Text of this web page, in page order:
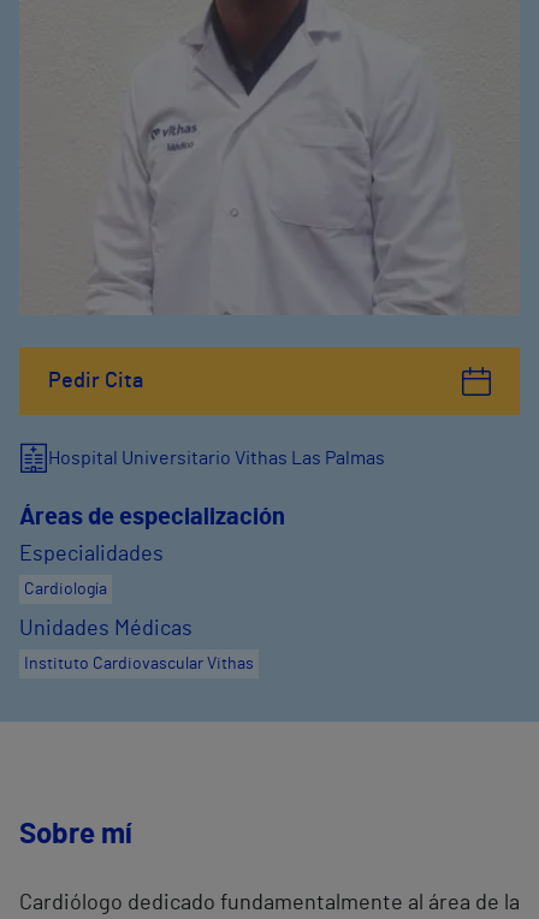
Pedir Cita
Hospital Universitario Vithas Las Palmas
Áreas de especialización
Especialidades
Cardiología
Unidades Médicas
Instituto Cardiovascular Vithas
Sobre mí
Cardiólogo dedicado fundamentalmente al área de la